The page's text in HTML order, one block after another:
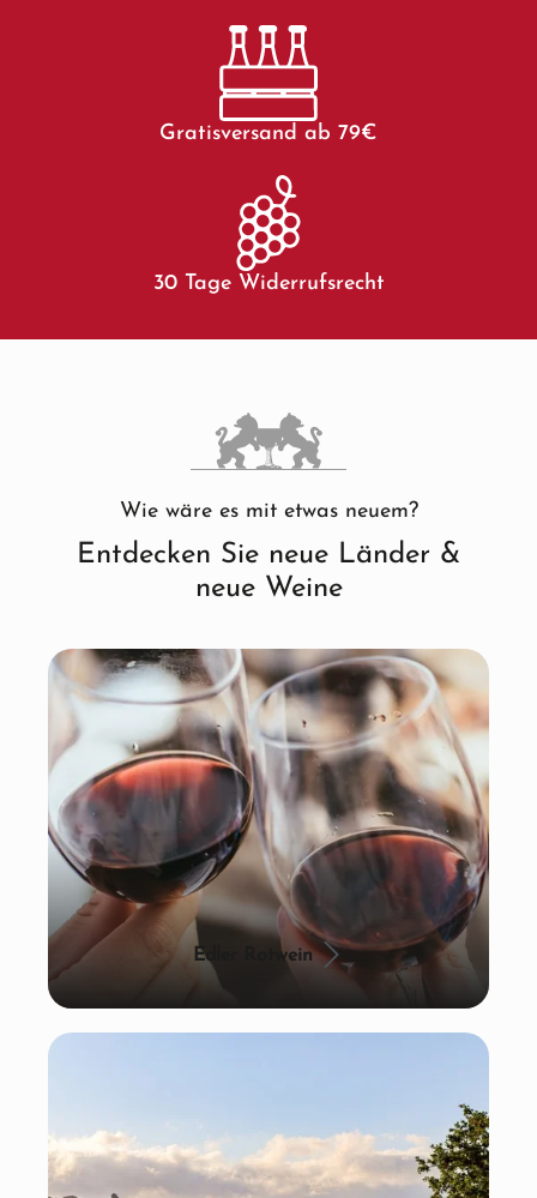
Gratisversand ab 79€
30 Tage Widerrufsrecht
Wie wäre es mit etwas neuem?
Entdecken Sie neue Länder &
neue Weine
Edler Rotwein